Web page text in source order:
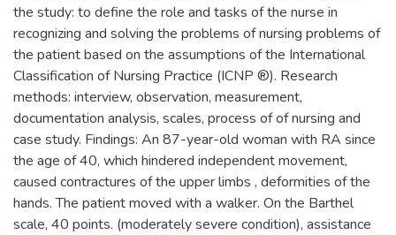
the study: to define the role and tasks of the nurse in
recognizing and solving the problems of nursing problems of
the patient based on the assumptions of the International
Classification of Nursing Practice (ICNP ®). Research
methods: interview, observation, measurement,
documentation analysis, scales, process of of nursing and
case study. Findings: An 87-year-old woman with RA since
the age of 40, which hindered independent movement,
caused contractures of the upper limbs , deformities of the
hands. The patient moved with a walker. On the Barthel
scale, 40 points. (moderately severe condition), assistance